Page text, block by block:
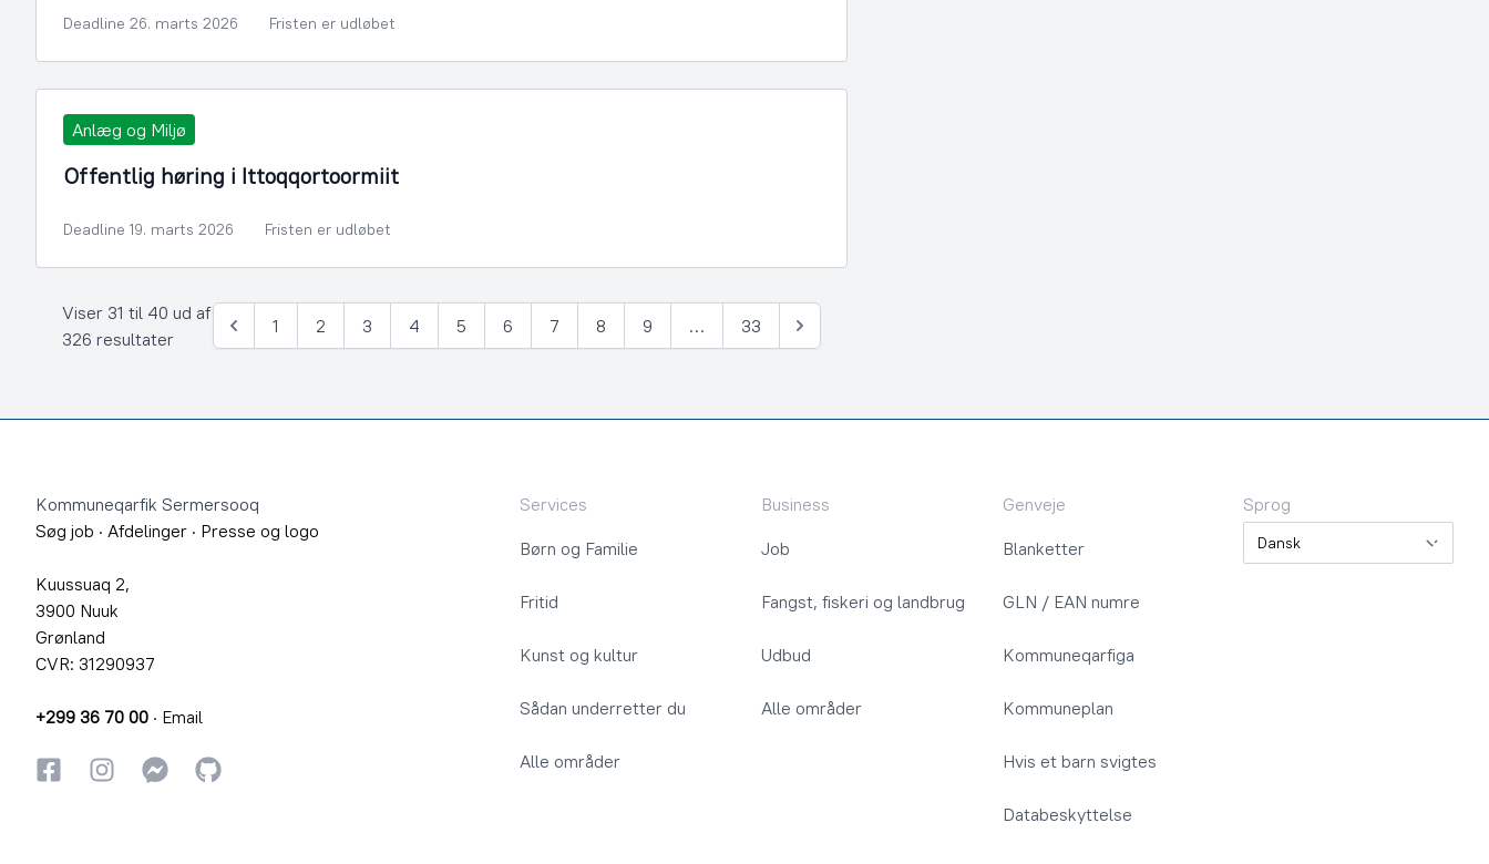
Deadline 26. marts 2026 Fristen er udløbet
Anlæg og Miljø
Offentlig høring i Ittoqqortoormiit
Deadline 19. marts 2026 Fristen er udløbet
Viser 31 til 40 ud af
326 resultater
Forrige
1 2 3 4 5 6 7 8 9 … 33
Næste
Kommuneqarfik Sermersooq
Søg job · Afdelinger · Presse og logo
Kuussuaq 2,
3900 Nuuk
Grønland
CVR: 31290937
+299 36 70 00 · Email
FacebookInstagramInstagram
GitHub
Services
Børn og Familie
Fritid
Kunst og kultur
Sådan underretter du
Alle områder
Business
Job
Fangst, fiskeri og landbrug
Udbud
Alle områder
Genveje
Blanketter
GLN / EAN numre
Kommuneqarfiga
Kommuneplan
Hvis et barn svigtes
Databeskyttelse
Sprog
Sprog